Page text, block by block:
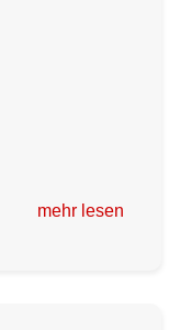
mehr lesen